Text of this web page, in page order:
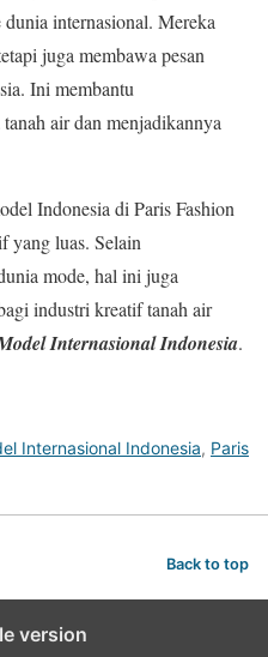
internasional. Mereka
juga membawa pesan
Ini membantu
air dan menjadikannya
Indonesia di Paris Fashion
yang luas. Selain
mode, hal ini juga
industri kreatif tanah air
Internasional Indonesia.
Internasional Indonesia, Paris
Back to top
version